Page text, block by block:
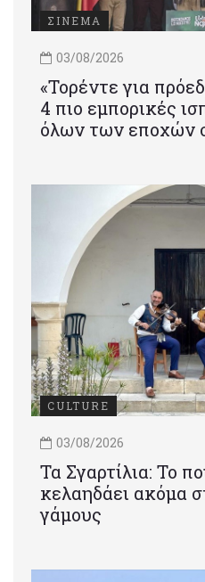
ΣΙΝΕΜΑ
03/08/2026
«Τορέντε για
4 πιο εμπορικές
όλων των εποχών
CULTURE
03/08/2026
Τα Σγαρτίλια: Το
κελαηδάει ακόμα
γάμους